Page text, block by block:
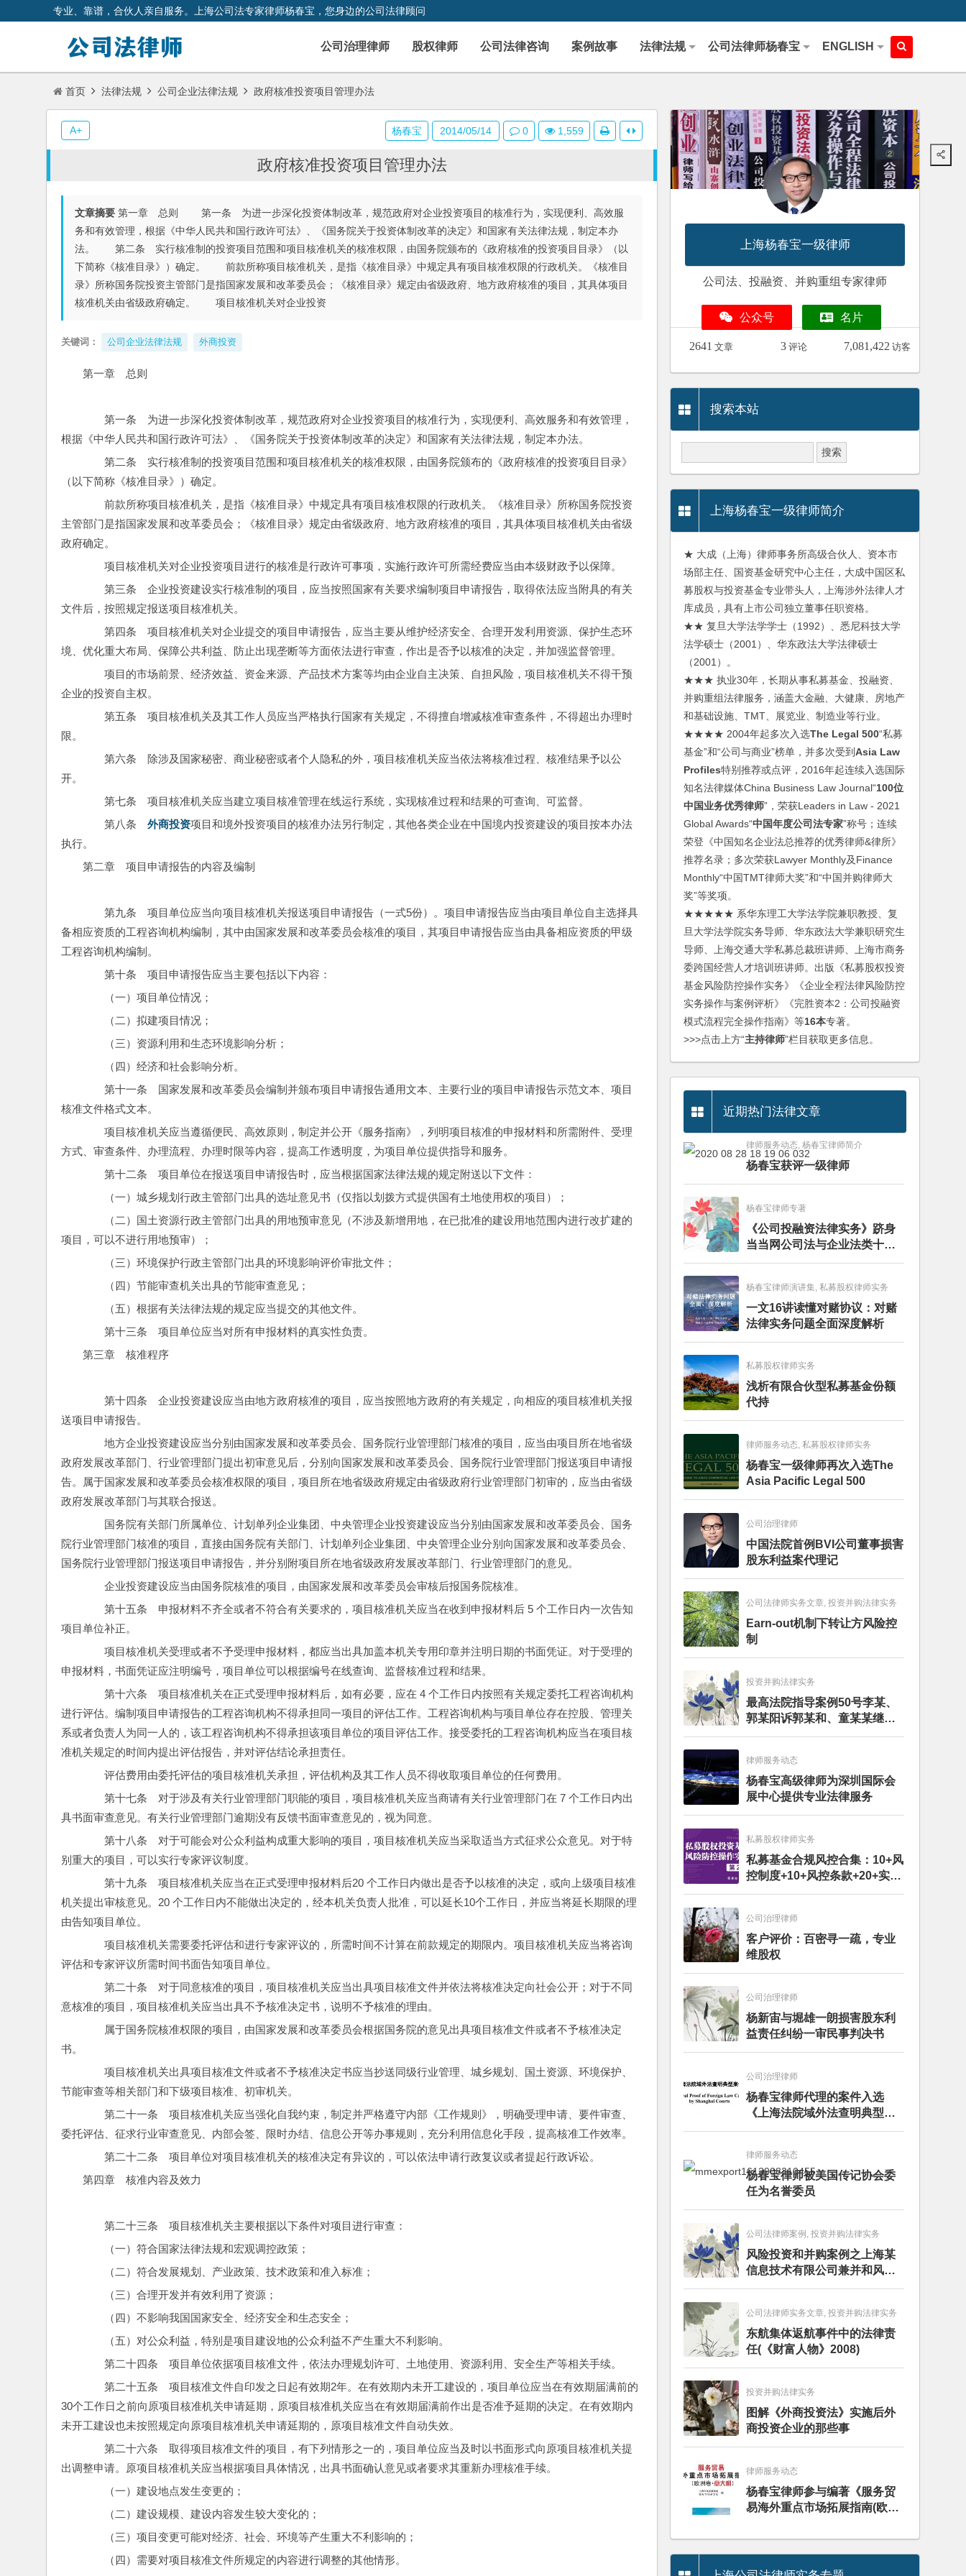
专业、靠谱，合伙人亲自服务。上海公司法专家律师杨春宝，您身边的公司法律顾问
公司治理律师 股权律师 公司法律咨询 案例故事 法律法规 公司法律师杨春宝 ENGLISH
首页 法律法规 公司企业法律法规 政府核准投资项目管理办法
政府核准投资项目管理办法
文章摘要 第一章 总则 第一条 为进一步深化投资体制改革，规范政府对企业投资项目的核准行为，实现便利、高效服
务和有效管理，根据《中华人民共和国行政许可法》、《国务院关于投资体制改革的决定》和国家有关法律法规，制定本办
法。 第二条 实行核准制的投资项目范围和项目核准机关的核准权限，由国务院颁布的《政府核准的投资项目目录》（以
下简称《核准目录》）确定。 前款所称项目核准机关，是指《核准目录》中规定具有项目核准权限的行政机关。《核准目
录》所称国务院投资主管部门是指国家发展和改革委员会；《核准目录》规定由省级政府、地方政府核准的项目，其具体项目
核准机关由省级政府确定。 项目核准机关对企业投资
关键词： 公司企业法律法规 外商投资
第一章　总则
第一条　为进一步深化投资体制改革，规范政府对企业投资项目的核准行为，实现便利、高效服务和有效管理，
根据《中华人民共和国行政许可法》、《国务院关于投资体制改革的决定》和国家有关法律法规，制定本办法。
第二条　实行核准制的投资项目范围和项目核准机关的核准权限，由国务院颁布的《政府核准的投资项目目录》
（以下简称《核准目录》）确定。
前款所称项目核准机关，是指《核准目录》中规定具有项目核准权限的行政机关。《核准目录》所称国务院投资
主管部门是指国家发展和改革委员会；《核准目录》规定由省级政府、地方政府核准的项目，其具体项目核准机关由省级
政府确定。
项目核准机关对企业投资项目进行的核准是行政许可事项，实施行政许可所需经费应当由本级财政予以保障。
第三条　企业投资建设实行核准制的项目，应当按照国家有关要求编制项目申请报告，取得依法应当附具的有关
文件后，按照规定报送项目核准机关。
第四条　项目核准机关对企业提交的项目申请报告，应当主要从维护经济安全、合理开发利用资源、保护生态环
境、优化重大布局、保障公共利益、防止出现垄断等方面依法进行审查，作出是否予以核准的决定，并加强监督管理。
项目的市场前景、经济效益、资金来源、产品技术方案等均由企业自主决策、自担风险，项目核准机关不得干预
企业的投资自主权。
第五条　项目核准机关及其工作人员应当严格执行国家有关规定，不得擅自增减核准审查条件，不得超出办理时
限。
第六条　除涉及国家秘密、商业秘密或者个人隐私的外，项目核准机关应当依法将核准过程、核准结果予以公
开。
第七条　项目核准机关应当建立项目核准管理在线运行系统，实现核准过程和结果的可查询、可监督。
第八条 外商投资项目和境外投资项目的核准办法另行制定，其他各类企业在中国境内投资建设的项目按本办法
执行。
第二章　项目申请报告的内容及编制
第九条　项目单位应当向项目核准机关报送项目申请报告（一式5份）。项目申请报告应当由项目单位自主选择具
备相应资质的工程咨询机构编制，其中由国家发展和改革委员会核准的项目，其项目申请报告应当由具备相应资质的甲级
工程咨询机构编制。
第十条　项目申请报告应当主要包括以下内容：
（一）项目单位情况；
（二）拟建项目情况；
（三）资源利用和生态环境影响分析；
（四）经济和社会影响分析。
第十一条　国家发展和改革委员会编制并颁布项目申请报告通用文本、主要行业的项目申请报告示范文本、项目
核准文件格式文本。
项目核准机关应当遵循便民、高效原则，制定并公开《服务指南》，列明项目核准的申报材料和所需附件、受理
方式、审查条件、办理流程、办理时限等内容，提高工作透明度，为项目单位提供指导和服务。
第十二条　项目单位在报送项目申请报告时，应当根据国家法律法规的规定附送以下文件：
（一）城乡规划行政主管部门出具的选址意见书（仅指以划拨方式提供国有土地使用权的项目）；
（二）国土资源行政主管部门出具的用地预审意见（不涉及新增用地，在已批准的建设用地范围内进行改扩建的
项目，可以不进行用地预审）；
（三）环境保护行政主管部门出具的环境影响评价审批文件；
（四）节能审查机关出具的节能审查意见；
（五）根据有关法律法规的规定应当提交的其他文件。
第十三条　项目单位应当对所有申报材料的真实性负责。
第三章　核准程序
第十四条　企业投资建设应当由地方政府核准的项目，应当按照地方政府的有关规定，向相应的项目核准机关报
送项目申请报告。
地方企业投资建设应当分别由国家发展和改革委员会、国务院行业管理部门核准的项目，应当由项目所在地省级
政府发展改革部门、行业管理部门提出初审意见后，分别向国家发展和改革委员会、国务院行业管理部门报送项目申请报
告。属于国家发展和改革委员会核准权限的项目，项目所在地省级政府规定由省级政府行业管理部门初审的，应当由省级
政府发展改革部门与其联合报送。
国务院有关部门所属单位、计划单列企业集团、中央管理企业投资建设应当分别由国家发展和改革委员会、国务
院行业管理部门核准的项目，直接由国务院有关部门、计划单列企业集团、中央管理企业分别向国家发展和改革委员会、
国务院行业管理部门报送项目申请报告，并分别附项目所在地省级政府发展改革部门、行业管理部门的意见。
企业投资建设应当由国务院核准的项目，由国家发展和改革委员会审核后报国务院核准。
第十五条　申报材料不齐全或者不符合有关要求的，项目核准机关应当在收到申报材料后 5 个工作日内一次告知
项目单位补正。
项目核准机关受理或者不予受理申报材料，都应当出具加盖本机关专用印章并注明日期的书面凭证。对于受理的
申报材料，书面凭证应注明编号，项目单位可以根据编号在线查询、监督核准过程和结果。
第十六条　项目核准机关在正式受理申报材料后，如有必要，应在 4 个工作日内按照有关规定委托工程咨询机构
进行评估。编制项目申请报告的工程咨询机构不得承担同一项目的评估工作。工程咨询机构与项目单位存在控股、管理关
系或者负责人为同一人的，该工程咨询机构不得承担该项目单位的项目评估工作。接受委托的工程咨询机构应当在项目核
准机关规定的时间内提出评估报告，并对评估结论承担责任。
评估费用由委托评估的项目核准机关承担，评估机构及其工作人员不得收取项目单位的任何费用。
第十七条　对于涉及有关行业管理部门职能的项目，项目核准机关应当商请有关行业管理部门在 7 个工作日内出
具书面审查意见。有关行业管理部门逾期没有反馈书面审查意见的，视为同意。
第十八条　对于可能会对公众利益构成重大影响的项目，项目核准机关应当采取适当方式征求公众意见。对于特
别重大的项目，可以实行专家评议制度。
第十九条　项目核准机关应当在正式受理申报材料后20 个工作日内做出是否予以核准的决定，或向上级项目核准
机关提出审核意见。20 个工作日内不能做出决定的，经本机关负责人批准，可以延长10个工作日，并应当将延长期限的理
由告知项目单位。
项目核准机关需要委托评估和进行专家评议的，所需时间不计算在前款规定的期限内。项目核准机关应当将咨询
评估和专家评议所需时间书面告知项目单位。
第二十条　对于同意核准的项目，项目核准机关应当出具项目核准文件并依法将核准决定向社会公开；对于不同
意核准的项目，项目核准机关应当出具不予核准决定书，说明不予核准的理由。
属于国务院核准权限的项目，由国家发展和改革委员会根据国务院的意见出具项目核准文件或者不予核准决定
书。
项目核准机关出具项目核准文件或者不予核准决定书应当抄送同级行业管理、城乡规划、国土资源、环境保护、
节能审查等相关部门和下级项目核准、初审机关。
第二十一条　项目核准机关应当强化自我约束，制定并严格遵守内部《工作规则》，明确受理申请、要件审查、
委托评估、征求行业审查意见、内部会签、限时办结、信息公开等办事规则，充分利用信息化手段，提高核准工作效率。
第二十二条　项目单位对项目核准机关的核准决定有异议的，可以依法申请行政复议或者提起行政诉讼。
第四章　核准内容及效力
第二十三条　项目核准机关主要根据以下条件对项目进行审查：
（一）符合国家法律法规和宏观调控政策；
（二）符合发展规划、产业政策、技术政策和准入标准；
（三）合理开发并有效利用了资源；
（四）不影响我国国家安全、经济安全和生态安全；
（五）对公众利益，特别是项目建设地的公众利益不产生重大不利影响。
第二十四条　项目单位依据项目核准文件，依法办理规划许可、土地使用、资源利用、安全生产等相关手续。
第二十五条　项目核准文件自印发之日起有效期2年。在有效期内未开工建设的，项目单位应当在有效期届满前的
30个工作日之前向原项目核准机关申请延期，原项目核准机关应当在有效期届满前作出是否准予延期的决定。在有效期内
未开工建设也未按照规定向原项目核准机关申请延期的，原项目核准文件自动失效。
第二十六条　取得项目核准文件的项目，有下列情形之一的，项目单位应当及时以书面形式向原项目核准机关提
出调整申请。原项目核准机关应当根据项目具体情况，出具书面确认意见或者要求其重新办理核准手续。
（一）建设地点发生变更的；
（二）建设规模、建设内容发生较大变化的；
（三）项目变更可能对经济、社会、环境等产生重大不利影响的；
（四）需要对项目核准文件所规定的内容进行调整的其他情形。
杨春宝 2014/05/14 0 1,559
A+
上海杨春宝一级律师
公司法、投融资、并购重组专家律师
公众号 名片
2641 文章 3 评论 7,081,422 访客
搜索本站
上海杨春宝一级律师简介
★ 大成（上海）律师事务所高级合伙人、资本市
场部主任、国资基金研究中心主任，大成中国区私
募股权与投资基金专业带头人，上海涉外法律人才
库成员，具有上市公司独立董事任职资格。
★★ 复旦大学法学学士（1992）、悉尼科技大学
法学硕士（2001）、华东政法大学法律硕士
（2001）。
★★★ 执业30年，长期从事私募基金、投融资、
并购重组法律服务，涵盖大金融、大健康、房地产
和基础设施、TMT、展览业、制造业等行业。
★★★★ 2004年起多次入选The Legal 500“私募
基金”和“公司与商业”榜单，并多次受到Asia Law
Profiles特别推荐或点评，2016年起连续入选国际
知名法律媒体China Business Law Journal“100位
中国业务优秀律师”，荣获Leaders in Law - 2021
Global Awards“中国年度公司法专家”称号；连续
荣登《中国知名企业法总推荐的优秀律师&律所》
推荐名录；多次荣获Lawyer Monthly及Finance
Monthly“中国TMT律师大奖”和“中国并购律师大
奖”等奖项。
★★★★★ 系华东理工大学法学院兼职教授、复
旦大学法学院实务导师、华东政法大学兼职研究生
导师、上海交通大学私募总裁班讲师、上海市商务
委跨国经营人才培训班讲师。出版《私募股权投资
基金风险防控操作实务》《企业全程法律风险防控
实务操作与案例评析》《完胜资本2：公司投融资
模式流程完全操作指南》等16本专著。
>>>点击上方“主持律师”栏目获取更多信息。
近期热门法律文章
律师服务动态, 杨春宝律师简介
杨春宝获评一级律师
杨春宝律师专著
《公司投融资法律实务》跻身
当当网公司法与企业法类十大
畅销图书榜
杨春宝律师演讲集, 私募股权律师实务
一文16讲读懂对赌协议：对赌
法律实务问题全面深度解析
私募股权律师实务
浅析有限合伙型私募基金份额
代持
律师服务动态, 私募股权律师实务
杨春宝一级律师再次入选The
Asia Pacific Legal 500
公司治理律师
中国法院首例BVI公司董事损害
股东利益案代理记
公司法律师实务文章, 投资并购法律实务
Earn-out机制下转让方风险控
制
投资并购法律实务
最高法院指导案例50号李某、
郭某阳诉郭某和、童某某继承
纠纷案
律师服务动态
杨春宝高级律师为深圳国际会
展中心提供专业法律服务
私募股权律师实务
私募基金合规风控合集：10+风
控制度+10+风控条款+20+实务
文章+每月动态
公司治理律师
客户评价：百密寻一疏，专业
维股权
公司治理律师
杨新宙与堀雄一朗损害股东利
益责任纠纷一审民事判决书
公司治理律师
杨春宝律师代理的案件入选
《上海法院域外法查明典型案
例》
律师服务动态
杨春宝律师被美国传记协会委
任为名誉委员
公司法律师案例, 投资并购法律实务
风险投资和并购案例之上海某
信息技术有限公司兼并和风险
投资服务
公司法律师实务文章, 投资并购法律实务
东航集体返航事件中的法律责
任(《财富人物》2008)
投资并购法律实务
图解《外商投资法》实施后外
商投资企业的那些事
律师服务动态
杨春宝律师参与编著《服务贸
易海外重点市场拓展指南(欧洲